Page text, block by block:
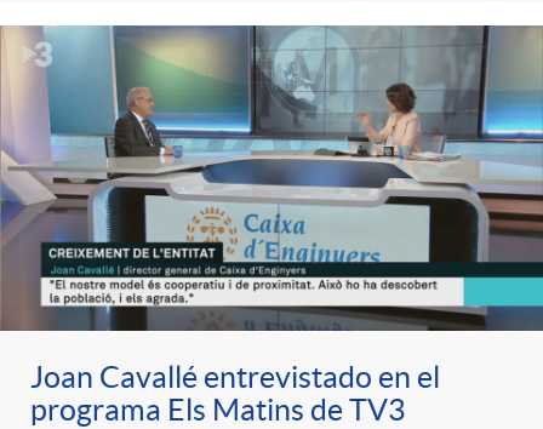
Joan Cavallé entrevistado en el
programa Els Matins de TV3